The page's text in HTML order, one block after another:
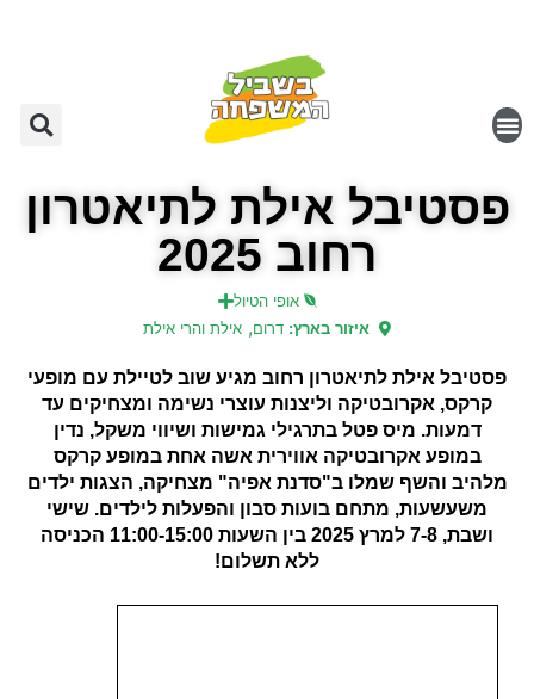
פסטיבל אילת לתיאטרון
רחוב 2025
אופי הטיול
איזור בארץ: דרום, אילת והרי אילת
פסטיבל אילת לתיאטרון רחוב מגיע שוב לטיילת עם מופעי
קרקס, אקרובטיקה וליצנות עוצרי נשימה ומצחיקים עד
דמעות. מיס פטל בתרגילי גמישות ושיווי משקל, נדין
במופע אקרובטיקה אווירית אשה אחת במופע קרקס
מלהיב והשף שמלו ב"סדנת אפיה" מצחיקה, הצגות ילדים
משעשעות, מתחם בועות סבון והפעלות לילדים. שישי
ושבת, 7-8 למרץ 2025
בין השעות 11:00-15:00
הכניסה
ללא תשלום!